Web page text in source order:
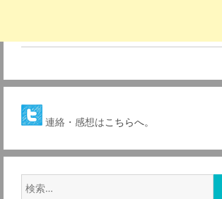
連絡・感想はこちらへ。